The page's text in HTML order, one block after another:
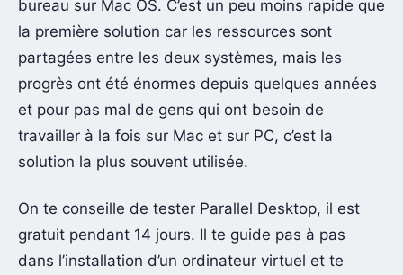
bureau sur Mac OS. C’est un peu moins rapide que
la première solution car les ressources sont
partagées entre les deux systèmes, mais les
progrès ont été énormes depuis quelques années
et pour pas mal de gens qui ont besoin de
travailler à la fois sur Mac et sur PC, c’est la
solution la plus souvent utilisée.
On te conseille de tester Parallel Desktop, il est
gratuit pendant 14 jours. Il te guide pas à pas
dans l’installation d’un ordinateur virtuel et te